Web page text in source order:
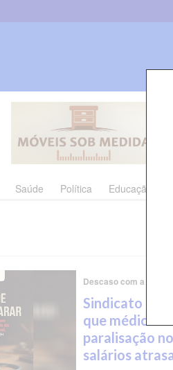
Saúde Política Educação
Descaso com a Saúde
Sindicato dos
que médicos
paralisação
salários